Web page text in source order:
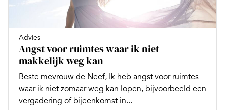
Advies
Angst voor ruimtes waar ik niet
makkelijk weg kan
Beste mevrouw de Neef, Ik heb angst voor ruimtes
waar ik niet zomaar weg kan lopen, bijvoorbeeld een
vergadering of bijeenkomst in...